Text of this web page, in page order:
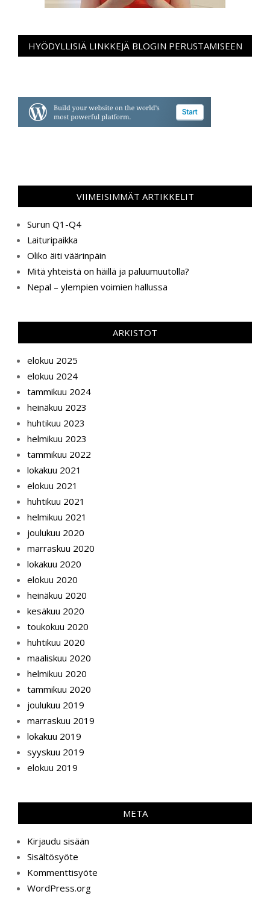
HYÖDYLLISIÄ LINKKEJÄ BLOGIN PERUSTAMISEEN
VIIMEISIMMÄT ARTIKKELIT
Surun Q1-Q4
Laituripaikka
Oliko äiti väärinpäin
Mitä yhteistä on häillä ja paluumuutolla?
Nepal – ylempien voimien hallussa
ARKISTOT
elokuu 2025
elokuu 2024
tammikuu 2024
heinäkuu 2023
huhtikuu 2023
helmikuu 2023
tammikuu 2022
lokakuu 2021
elokuu 2021
huhtikuu 2021
helmikuu 2021
joulukuu 2020
marraskuu 2020
lokakuu 2020
elokuu 2020
heinäkuu 2020
kesäkuu 2020
toukokuu 2020
huhtikuu 2020
maaliskuu 2020
helmikuu 2020
tammikuu 2020
joulukuu 2019
marraskuu 2019
lokakuu 2019
syyskuu 2019
elokuu 2019
META
Kirjaudu sisään
Sisältösyöte
Kommenttisyöte
WordPress.org